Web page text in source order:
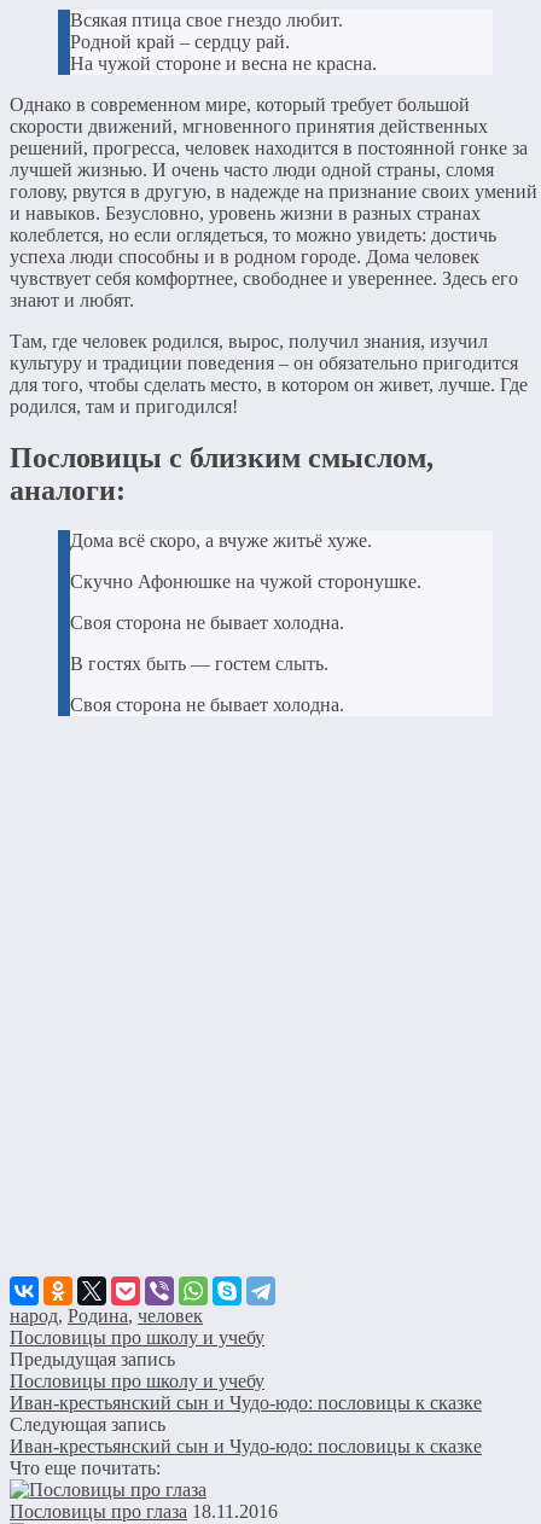
Всякая птица свое гнездо любит.
Родной край – сердцу рай.
На чужой стороне и весна не красна.
Однако в современном мире, который требует большой
скорости движений, мгновенного принятия действенных
решений, прогресса, человек находится в постоянной гонке за
лучшей жизнью. И очень часто люди одной страны, сломя
голову, рвутся в другую, в надежде на признание своих умений
и навыков. Безусловно, уровень жизни в разных странах
колеблется, но если оглядеться, то можно увидеть: достичь
успеха люди способны и в родном городе. Дома человек
чувствует себя комфортнее, свободнее и увереннее. Здесь его
знают и любят.
Там, где человек родился, вырос, получил знания, изучил
культуру и традиции поведения – он обязательно пригодится
для того, чтобы сделать место, в котором он живет, лучше. Где
родился, там и пригодился!
Пословицы с близким смыслом,
аналоги:
Дома всё скоро, а вчуже житьё хуже.
Скучно Афонюшке на чужой сторонушке.
Своя сторона не бывает холодна.
В гостях быть — гостем слыть.
Своя сторона не бывает холодна.
народ, Родина, человек
Пословицы про школу и учебу
Предыдущая запись
Пословицы про школу и учебу
Иван-крестьянский сын и Чудо-юдо: пословицы к сказке
Следующая запись
Иван-крестьянский сын и Чудо-юдо: пословицы к сказке
Что еще почитать:
Пословицы про глаза 18.11.2016